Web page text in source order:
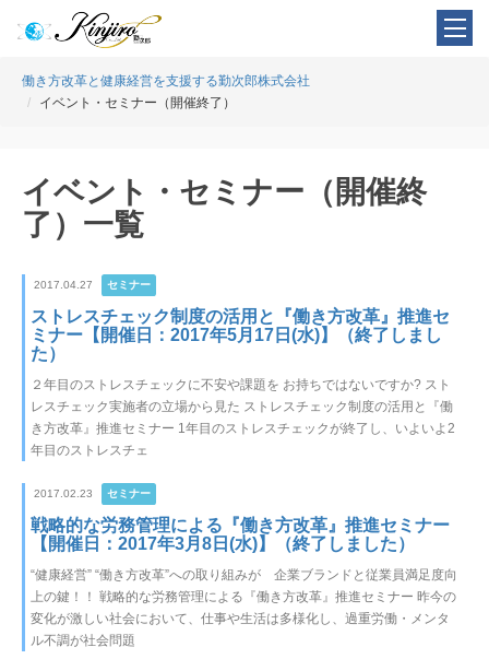
働き方改革と健康経営を支援する勤次郎株式会社
イベント・セミナー（開催終了）
イベント・セミナー（開催終
了）一覧
2017.04.27 セミナー
ストレスチェック制度の活用と『働き方改革』推進セ
ミナー【開催日：2017年5月17日(水)】（終了しまし
た）
２年目のストレスチェックに不安や課題を お持ちではないですか? スト
レスチェック実施者の立場から見た ストレスチェック制度の活用と『働
き方改革』推進セミナー 1年目のストレスチェックが終了し、いよいよ2
年目のストレスチェ
2017.02.23 セミナー
戦略的な労務管理による『働き方改革』推進セミナー
【開催日：2017年3月8日(水)】（終了しました）
“健康経営” “働き方改革”への取り組みが 企業ブランドと従業員満足度向
上の鍵！！ 戦略的な労務管理による『働き方改革』推進セミナー 昨今の
変化が激しい社会において、仕事や⽣活は多様化し、過重労働・メンタ
ル不調が社会問題